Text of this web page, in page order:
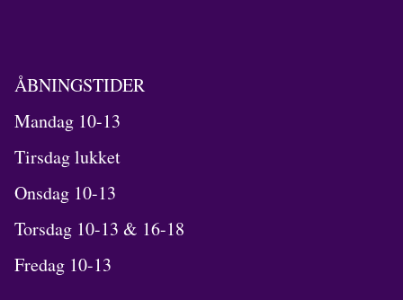
ÅBNINGSTIDER
Mandag 10-13
Tirsdag lukket
Onsdag 10-13
Torsdag 10-13 & 16-18
Fredag 10-13